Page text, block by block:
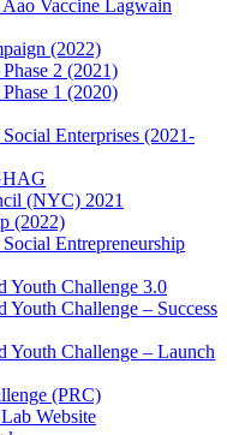
Vaccine Lagwain
(2022)
2 (2021)
1 (2020)
Enterprises (2021-
(NYC) 2021
(2022)
Entrepreneurship
Youth Challenge 3.0
Youth Challenge – Success
Youth Challenge – Launch
(PRC)
Website